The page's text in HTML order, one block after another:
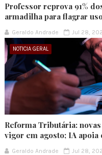
Professor reprova 91%
armadilha para flagrar
Geraldo Andrade Jul 28,
NOTICIA GERAL
Reforma Tributária:
vigor em agosto; IA
Geraldo Andrade Jul 28,